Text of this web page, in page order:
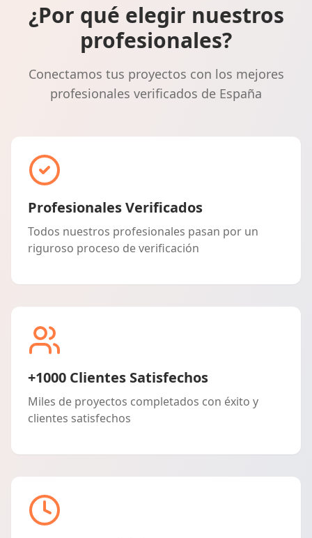
¿Por qué elegir nuestros
profesionales?
Conectamos tus proyectos con los mejores
profesionales verificados de España
Profesionales Verificados
Todos nuestros profesionales pasan por un
riguroso proceso de verificación
+1000 Clientes Satisfechos
Miles de proyectos completados con éxito y
clientes satisfechos